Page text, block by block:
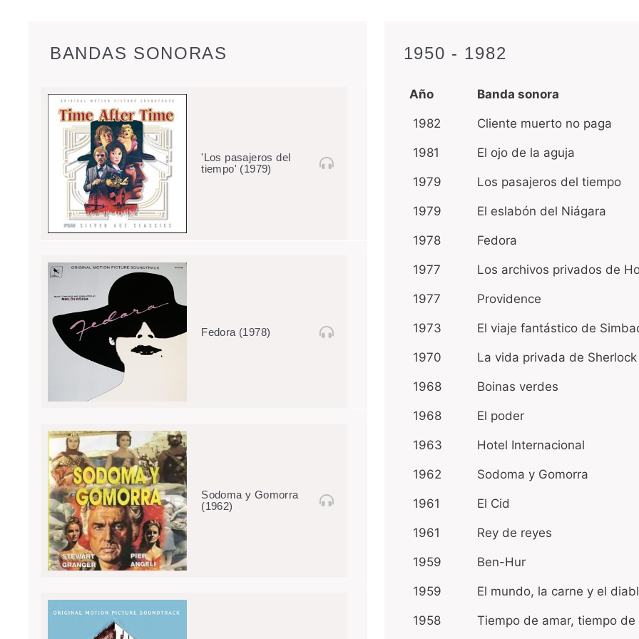
BANDAS SONORAS
'Los pasajeros del
tiempo' (1979)
Fedora (1978)
Sodoma y Gomorra
(1962)
1950 - 1982
Año Banda sonora
1982 Cliente muerto no paga
1981 El ojo de la aguja
1979 Los pasajeros del tiempo
1979 El eslabón del Niágara
1978 Fedora
1977 Los archivos privados de
1977 Providence
1973 El viaje fantástico de
1970 La vida privada de
1968 Boinas verdes
1968 El poder
1963 Hotel Internacional
1962 Sodoma y Gomorra
1961 El Cid
1961 Rey de reyes
1959 Ben-Hur
1959 El mundo, la carne y el
1958 Tiempo de amar, tiempo de